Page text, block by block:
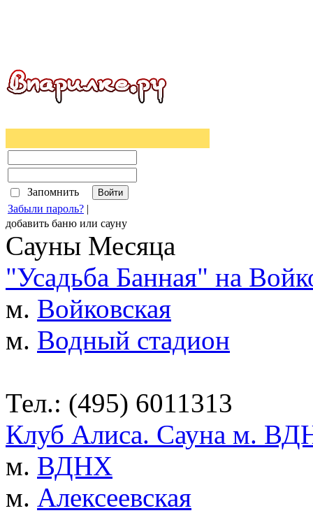
Запомнить
Забыли пароль? |
добавить баню или сауну
Сауны Месяца
"Усадьба Банная" на
м. Войковская
м. Водный стадион
Тел.: (495) 6011313
Клуб Алиса. Сауна м.
м. ВДНХ
м. Алексеевская